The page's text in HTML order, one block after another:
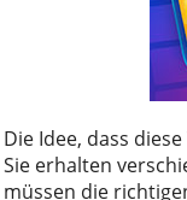
Die Idee, dass
Sie erhalten
müssen die